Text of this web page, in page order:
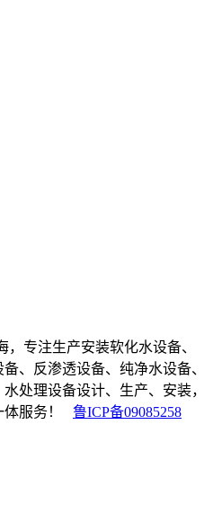
专注生产安装软化水设备、
、反渗透设备、纯净水设备、
处理设备设计、生产、安装，
体服务！ 鲁ICP备09085258